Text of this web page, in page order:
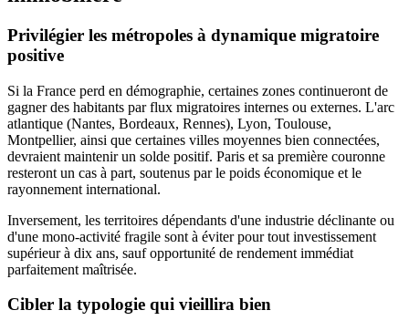
Privilégier les métropoles à dynamique migratoire
positive
Si la France perd en démographie, certaines zones continueront de
gagner des habitants par flux migratoires internes ou externes. L'arc
atlantique (Nantes, Bordeaux, Rennes), Lyon, Toulouse,
Montpellier, ainsi que certaines villes moyennes bien connectées,
devraient maintenir un solde positif. Paris et sa première couronne
resteront un cas à part, soutenus par le poids économique et le
rayonnement international.
Inversement, les territoires dépendants d'une industrie déclinante ou
d'une mono-activité fragile sont à éviter pour tout investissement
supérieur à dix ans, sauf opportunité de rendement immédiat
parfaitement maîtrisée.
Cibler la typologie qui vieillira bien